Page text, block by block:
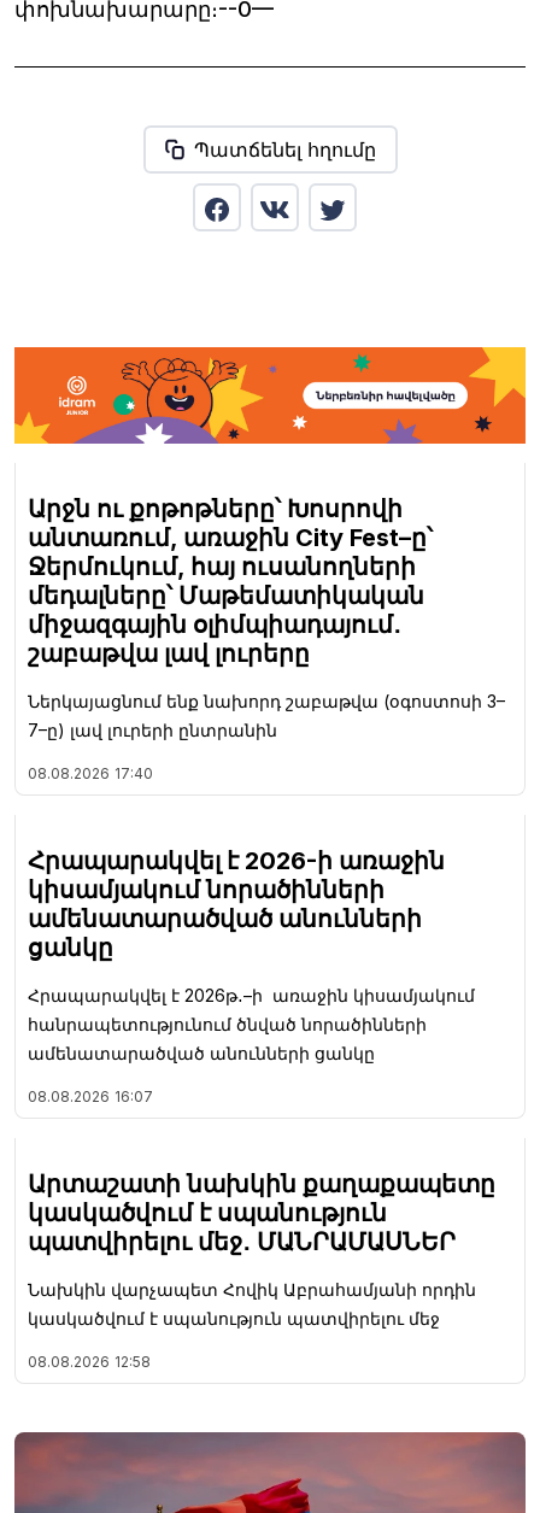
փոխնախարարը։--0—
Պատճենել հղումը
Արջն ու քոթոթները՝ Խոսրովի
անտառում, առաջին City Fest–ը՝
Ջերմուկում, հայ ուսանողների
մեդալները՝ Մաթեմատիկական
միջազգային օլիմպիադայում․
շաբաթվա լավ լուրերը
Ներկայացնում ենք նախորդ շաբաթվա (օգոստոսի 3–
7–ը) լավ լուրերի ընտրանին
08.08.2026 17:40
Հրապարակվել է 2026-ի առաջին
կիսամյակում նորածինների
ամենատարածված անունների
ցանկը
Հրապարակվել է 2026թ․–ի առաջին կիսամյակում
հանրապետությունում ծնված նորածինների
ամենատարածված անունների ցանկը
08.08.2026 16:07
Արտաշատի նախկին քաղաքապետը
կասկածվում է սպանություն
պատվիրելու մեջ․ ՄԱՆՐԱՄԱՍՆԵՐ
Նախկին վարչապետ Հովիկ Աբրահամյանի որդին
կասկածվում է սպանություն պատվիրելու մեջ
08.08.2026 12:58